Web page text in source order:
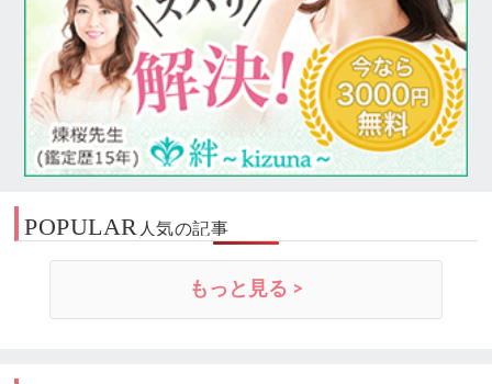
POPULAR 人気の記事
もっと見る >